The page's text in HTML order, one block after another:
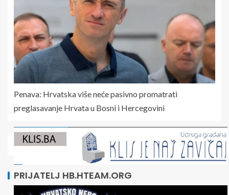
Penava: Hrvatska više neće pasivno promatrati
preglasavanje Hrvata u Bosni i Hercegovini
PRIJATELJ HB.HTEAM.ORG